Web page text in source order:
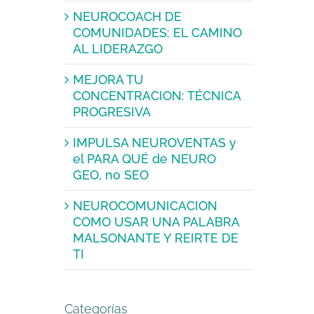
NEUROCOACH DE
COMUNIDADES: EL CAMINO
AL LIDERAZGO
MEJORA TU
CONCENTRACION: TÉCNICA
PROGRESIVA
IMPULSA NEUROVENTAS y
el PARA QUÉ de NEURO
GEO, no SEO
NEUROCOMUNICACION
COMO USAR UNA PALABRA
MALSONANTE Y REIRTE DE
TI
Categorías